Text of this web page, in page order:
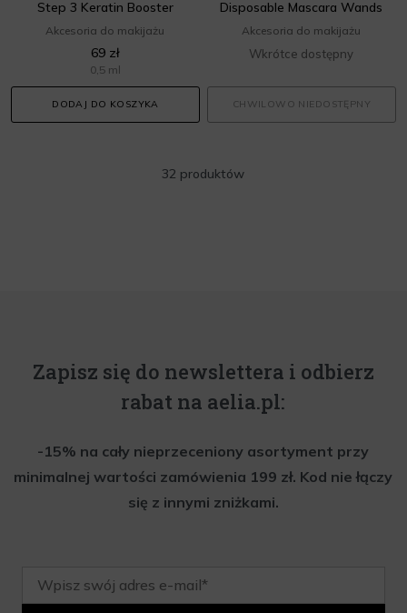
Step 3 Keratin Booster
Akcesoria do makijażu
69 zł
0,5 ml
DODAJ DO KOSZYKA
Disposable Mascara Wands
Akcesoria do makijażu
Wkrótce dostępny
CHWILOWO NIEDOSTĘPNY
32 produktów
Zapisz się do newslettera i odbierz
rabat na aelia.pl:
-15% na cały nieprzeceniony asortyment przy
minimalnej wartości zamówienia 199 zł. Kod nie łączy
się z innymi zniżkami.